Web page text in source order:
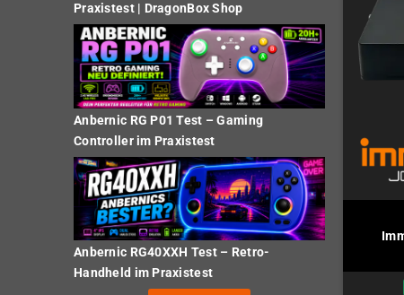
Praxistest | DragonBox Shop
Anbernic RG P01 Test – Gaming
Controller im Praxistest
Anbernic RG40XXH Test – Retro-
Handheld im Praxistest